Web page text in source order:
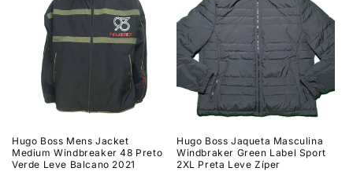
Hugo Boss Mens Jacket
Medium Windbreaker 48 Preto
Verde Leve Balcano 2021
Hugo Boss Jaqueta Masculina
Windbraker Green Label Sport
2XL Preta Leve Zíper